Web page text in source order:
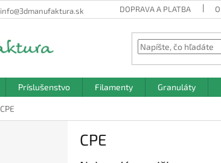
info@3dmanufaktura.sk DOPRAVA A PLATBA
Príslušenstvo Filamenty Granuláty
CPE
CPE